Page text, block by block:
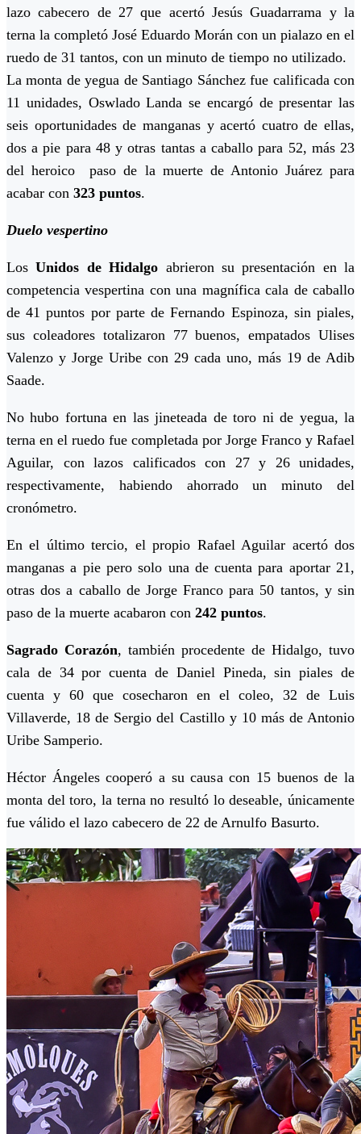
lazo cabecero de 27 que acertó Jesús Guadarrama y la
terna la completó José Eduardo Morán con un pialazo en el
ruedo de 31 tantos, con un minuto de tiempo no utilizado.
La monta de yegua de Santiago Sánchez fue calificada con
11 unidades, Oswlado Landa se encargó de presentar las
seis oportunidades de manganas y acertó cuatro de ellas,
dos a pie para 48 y otras tantas a caballo para 52, más 23
del heroico paso de la muerte de Antonio Juárez para
acabar con 323 puntos.
Duelo vespertino
LosUnidos de Hidalgo abrieron su presentación en la
competencia vespertina con una magnífica cala de caballo
de 41 puntos por parte de Fernando Espinoza, sin piales,
sus coleadores totalizaron 77 buenos, empatados Ulises
Valenzo y Jorge Uribe con 29 cada uno, más 19 de Adib
Saade.
No hubo fortuna en las jineteada de toro ni de yegua, la
terna en el ruedo fue completada por Jorge Franco y Rafael
Aguilar, con lazos calificados con 27 y 26 unidades,
respectivamente, habiendo ahorrado un minuto del
cronómetro.
En el último tercio, el propio Rafael Aguilar acertó dos
manganas a pie pero solo una de cuenta para aportar 21,
otras dos a caballo de Jorge Franco para 50 tantos, y sin
paso de la muerte acabaron con 242 puntos.
Sagrado Corazón, también procedente de Hidalgo, tuvo
cala de 34 por cuenta de Daniel Pineda, sin piales de
cuenta y 60 que cosecharon en el coleo, 32 de Luis
Villaverde, 18 de Sergio del Castillo y 10 más de Antonio
Uribe Samperio.
Héctor Ángeles cooperó a su causa con 15 buenos de la
monta del toro, la terna no resultó lo deseable, únicamente
fue válido el lazo cabecero de 22 de Arnulfo Basurto.